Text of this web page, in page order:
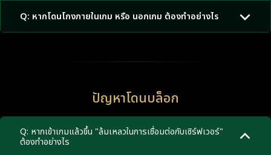
Q: หากโดนโกงภายในเกม หรือ นอกเกม ต้องทำอย่างไร
ปัญหาโดนบล็อก
Q: หากเข้าเกมแล้วขึ้น "ล้มเหลวในการเชื่อมต่อกับเซิร์ฟเวอร์"
ต้องทำอย่างไร